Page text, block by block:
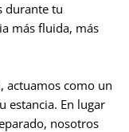
durante tu
más fluida, más
, actuamos como un
estancia. En lugar
nosotros